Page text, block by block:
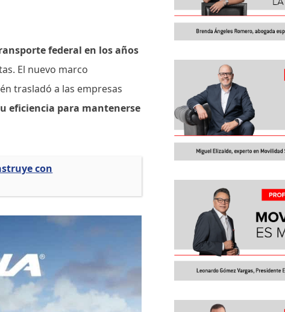
federal en los años
El nuevo marco
trasladó a las empresas
eficiencia para mantenerse
con